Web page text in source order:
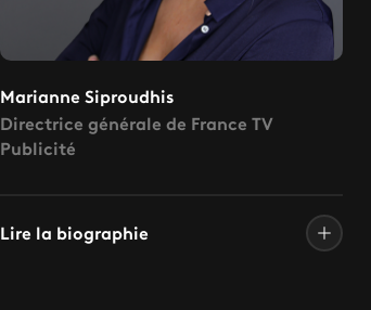
Marianne Siproudhis
Directrice générale de France TV
Publicité
Lire la biographie